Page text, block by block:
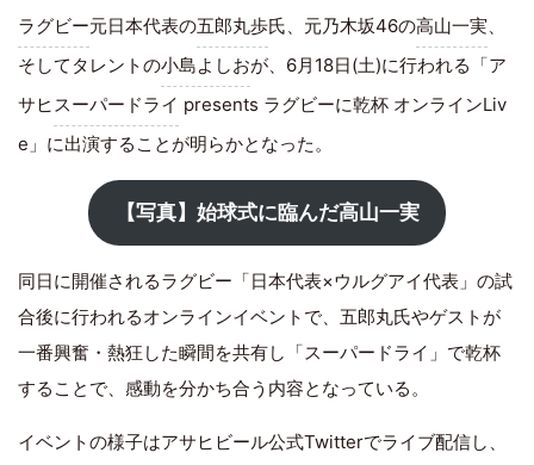
ラグビー元日本代表の五郎丸歩氏、元乃木坂46の高山一実
そしてタレントの小島よしおが、6月18日(土)に行われる「ア
サヒ スーパードライ presents ラグビーに乾杯 オンラインLiv
e」に出演することが明らかとなった。
【写真】始球式に臨んだ高山一実
同日に開催されるラグビー「日本代表×ウルグアイ代表」の試
合後に行われるオンラインイベントで、五郎丸氏やゲストが
一番興奮・熱狂した瞬間を共有し「スーパードライ」で乾杯
することで、感動を分かち合う内容となっている。
イベントの様子はアサヒビール公式Twitterでライブ配信し、